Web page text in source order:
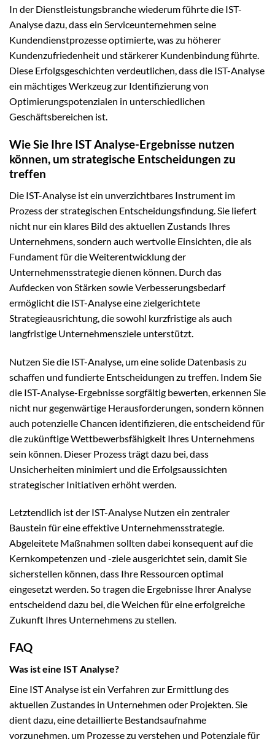
In der Dienstleistungsbranche wiederum führte die IST-
Analyse dazu, dass ein Serviceunternehmen seine
Kundendienstprozesse optimierte, was zu höherer
Kundenzufriedenheit und stärkerer Kundenbindung führte.
Diese Erfolgsgeschichten verdeutlichen, dass die IST-Analyse
ein mächtiges Werkzeug zur Identifizierung von
Optimierungspotenzialen in unterschiedlichen
Geschäftsbereichen ist.
Wie Sie Ihre IST Analyse-Ergebnisse nutzen
können, um strategische Entscheidungen zu
treffen
Die IST-Analyse ist ein unverzichtbares Instrument im
Prozess der strategischen Entscheidungsfindung. Sie liefert
nicht nur ein klares Bild des aktuellen Zustands Ihres
Unternehmens, sondern auch wertvolle Einsichten, die als
Fundament für die Weiterentwicklung der
Unternehmensstrategie dienen können. Durch das
Aufdecken von Stärken sowie Verbesserungsbedarf
ermöglicht die IST-Analyse eine zielgerichtete
Strategieausrichtung, die sowohl kurzfristige als auch
langfristige Unternehmensziele unterstützt.
Nutzen Sie die IST-Analyse, um eine solide Datenbasis zu
schaffen und fundierte Entscheidungen zu treffen. Indem Sie
die IST-Analyse-Ergebnisse sorgfältig bewerten, erkennen Sie
nicht nur gegenwärtige Herausforderungen, sondern können
auch potenzielle Chancen identifizieren, die entscheidend für
die zukünftige Wettbewerbsfähigkeit Ihres Unternehmens
sein können. Dieser Prozess trägt dazu bei, dass
Unsicherheiten minimiert und die Erfolgsaussichten
strategischer Initiativen erhöht werden.
Letztendlich ist der IST-Analyse Nutzen ein zentraler
Baustein für eine effektive Unternehmensstrategie.
Abgeleitete Maßnahmen sollten dabei konsequent auf die
Kernkompetenzen und -ziele ausgerichtet sein, damit Sie
sicherstellen können, dass Ihre Ressourcen optimal
eingesetzt werden. So tragen die Ergebnisse Ihrer Analyse
entscheidend dazu bei, die Weichen für eine erfolgreiche
Zukunft Ihres Unternehmens zu stellen.
FAQ
Was ist eine IST Analyse?
Eine IST Analyse ist ein Verfahren zur Ermittlung des
aktuellen Zustandes in Unternehmen oder Projekten. Sie
dient dazu, eine detaillierte Bestandsaufnahme
vorzunehmen, um Prozesse zu verstehen und Potenziale für